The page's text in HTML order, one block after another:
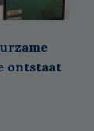
ontstaat